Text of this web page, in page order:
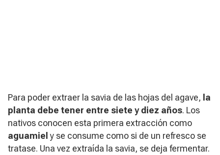
Para poder extraer la savia de las hojas del agave, la
planta debe tener entre siete y diez años. Los
nativos conocen esta primera extracción como
aguamiely se consume como si de un refresco se
tratase. Una vez extraída la savia, se deja fermentar.